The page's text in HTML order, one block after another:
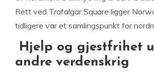
Rett ved Trafalgar Square ligger
tidligere var et samlingspunkt for
Hjelp og gjestfrihet
andre verdenskrig